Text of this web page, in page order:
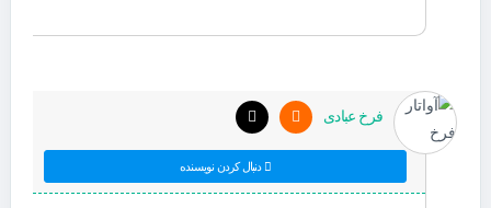
فرخ عبادی
دنبال کردن نویسنده